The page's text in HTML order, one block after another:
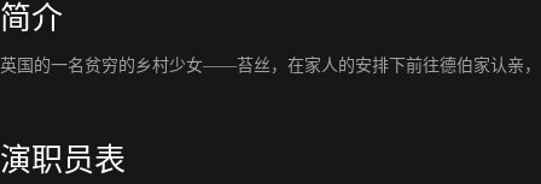
简介
英国的一名贫穷的乡村少女——苔丝，在家人的安排下前往德伯家认亲
演职员表